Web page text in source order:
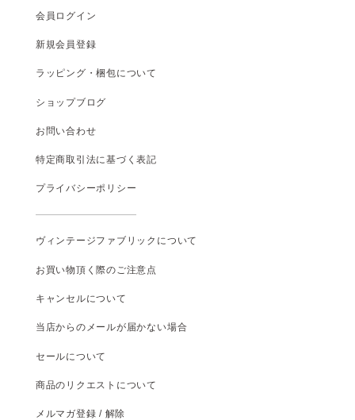
会員ログイン
新規会員登録
ラッピング・梱包について
ショップブログ
お問い合わせ
特定商取引法に基づく表記
プライバシーポリシー
ヴィンテージファブリックについて
お買い物頂く際のご注意点
キャンセルについて
当店からのメールが届かない場合
セールについて
商品のリクエストについて
メルマガ登録 / 解除